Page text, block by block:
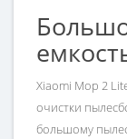
Xiaomi Mop 2
очистки
большому